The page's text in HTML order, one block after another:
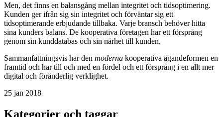
Men, det finns en balansgång mellan integritet och tidsoptimering.
Kunden ger ifrån sig sin integritet och förväntar sig ett
tidsoptimerande erbjudande tillbaka. Varje bransch behöver hitta
sina kunders balans. De kooperativa företagen har ett försprång
genom sin kunddatabas och sin närhet till kunden.
Sammanfattningsvis har den moderna kooperativa ägandeformen en
framtid och har till och med en fördel och ett försprång i en allt mer
digital och föränderlig verklighet.
25 jan 2018
Kategorier och taggar